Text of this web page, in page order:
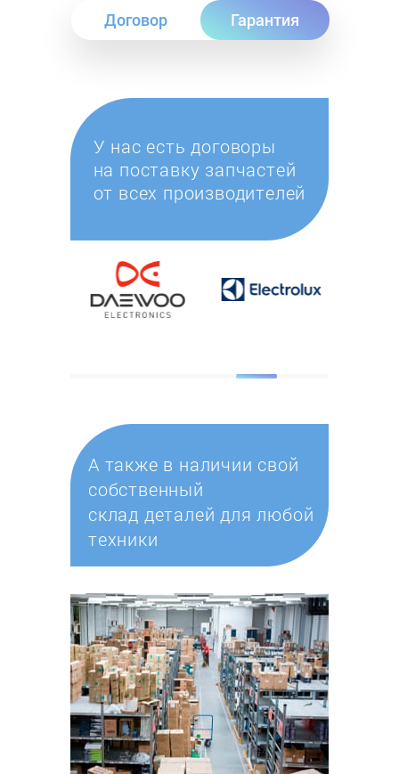
Договор Гарантия
У нас есть договоры
на поставку запчастей
от всех производителей
А также в наличии свой
собственный
склад деталей для любой
техники